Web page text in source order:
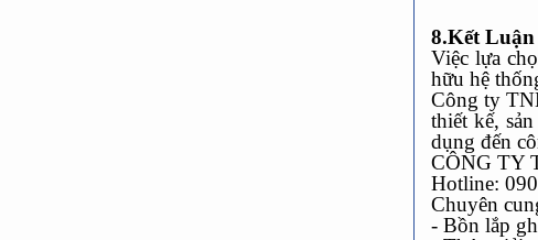
8.Kết Luận
Việc lựa
hữu hệ
Công ty
thiết kế,
dụng đến
CÔNG TY
Hotline:
Chuyên
- Bồn lắp